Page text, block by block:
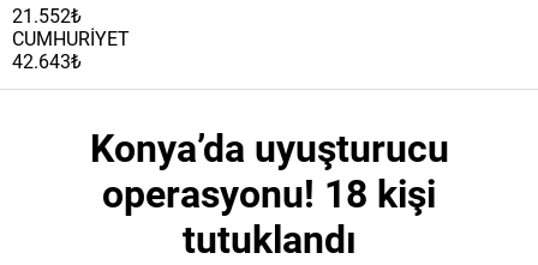
21.552₺
CUMHURİYET
42.643₺
Konya’da uyuşturucu
operasyonu! 18 kişi
tutuklandı